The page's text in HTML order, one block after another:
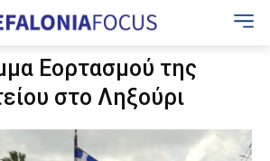
Εορτασμού της
στο Ληξούρι